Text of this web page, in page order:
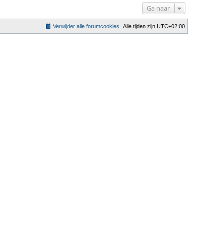
Ga naar
Alle tijden zijn UTC+02:00
Verwijder alle forumcookies